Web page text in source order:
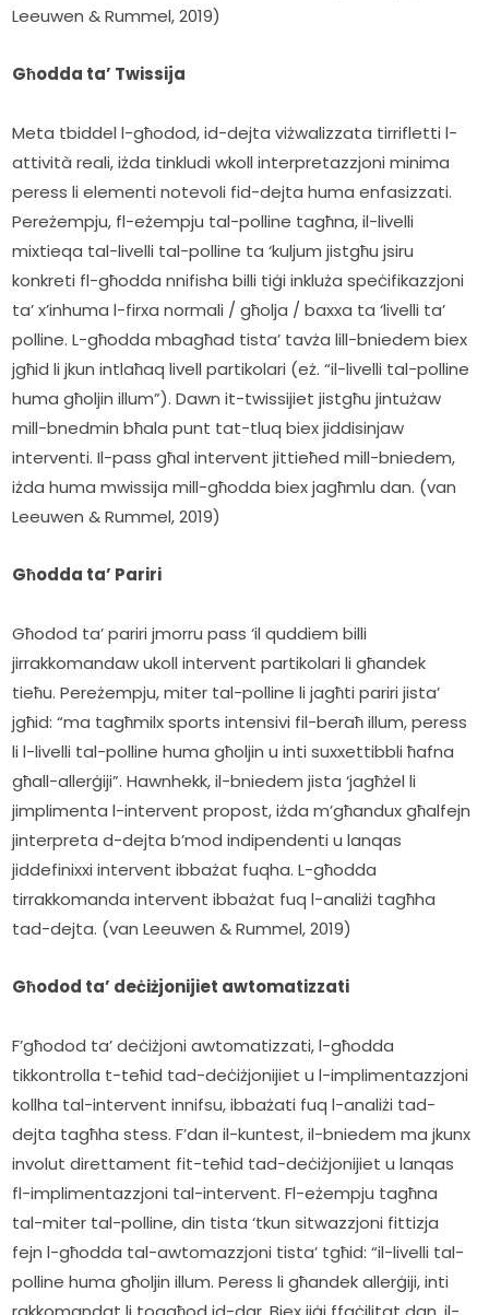
Leeuwen & Rummel, 2019)
Għodda ta’ Twissija
Meta tbiddel l-għodod, id-dejta viżwalizzata tirrifletti l-
attività reali, iżda tinkludi wkoll interpretazzjoni minima
peress li elementi notevoli fid-dejta huma enfasizzati.
Pereżempju, fl-eżempju tal-polline tagħna, il-livelli
mixtieqa tal-livelli tal-polline ta ‘kuljum jistgħu jsiru
konkreti fl-għodda nnifisha billi tiġi inkluża speċifikazzjoni
ta’ x’inhuma l-firxa normali / għolja / baxxa ta ‘livelli ta’
polline. L-għodda mbagħad tista’ tavża lill-bniedem biex
jgħid li jkun intlaħaq livell partikolari (eż. “il-livelli tal-polline
huma għoljin illum”). Dawn it-twissijiet jistgħu jintużaw
mill-bnedmin bħala punt tat-tluq biex jiddisinjaw
interventi. Il-pass għal intervent jittieħed mill-bniedem,
iżda huma mwissija mill-għodda biex jagħmlu dan. (van
Leeuwen & Rummel, 2019)
Għodda ta’ Pariri
Għodod ta’ pariri jmorru pass ‘il quddiem billi
jirrakkomandaw ukoll intervent partikolari li għandek
tieħu. Pereżempju, miter tal-polline li jagħti pariri jista’
jgħid: “ma tagħmilx sports intensivi fil-beraħ illum, peress
li l-livelli tal-polline huma għoljin u inti suxxettibbli ħafna
għall-allerġiji”. Hawnhekk, il-bniedem jista ‘jagħżel li
jimplimenta l-intervent propost, iżda m’għandux għalfejn
jinterpreta d-dejta b’mod indipendenti u lanqas
jiddefinixxi intervent ibbażat fuqha. L-għodda
tirrakkomanda intervent ibbażat fuq l-analiżi tagħha
tad-dejta. (van Leeuwen & Rummel, 2019)
Għodod ta’ deċiżjonijiet awtomatizzati
F’għodod ta’ deċiżjoni awtomatizzati, l-għodda
tikkontrolla t-teħid tad-deċiżjonijiet u l-implimentazzjoni
kollha tal-intervent innifsu, ibbażati fuq l-analiżi tad-
dejta tagħha stess. F’dan il-kuntest, il-bniedem ma jkunx
involut direttament fit-teħid tad-deċiżjonijiet u lanqas
fl-implimentazzjoni tal-intervent. Fl-eżempju tagħna
tal-miter tal-polline, din tista ‘tkun sitwazzjoni fittizja
fejn l-għodda tal-awtomazzjoni tista’ tgħid: “il-livelli tal-
polline huma għoljin illum. Peress li għandek allerġiji, inti